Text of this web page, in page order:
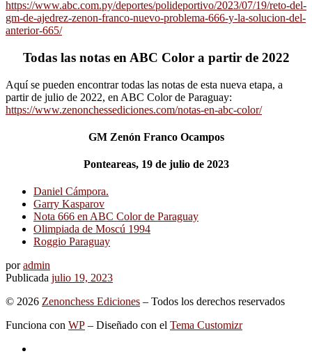
https://www.abc.com.py/deportes/polideportivo/2023/07/19/reto-del-
gm-de-ajedrez-zenon-franco-nuevo-problema-666-y-la-solucion-del-
anterior-665/
Todas las notas en ABC Color a partir de 2022
Aquí se pueden encontrar todas las notas de esta nueva etapa, a
partir de julio de 2022, en ABC Color de Paraguay:
https://www.zenonchessediciones.com/notas-en-abc-color/
GM Zenón Franco Ocampos
Ponteareas, 19 de julio de 2023
Daniel Cámpora.
Garry Kasparov
Nota 666 en ABC Color de Paraguay
Olimpiada de Moscú 1994
Roggio Paraguay
poradmin
Publicada julio 19, 2023
© 2026 Zenonchess Ediciones – Todos los derechos reservados
Funciona con WP – Diseñado con el Tema Customizr